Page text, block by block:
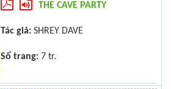
THE CAVE PARTY
Tác giả: SHREY DAVE
Số trang: 7 tr.